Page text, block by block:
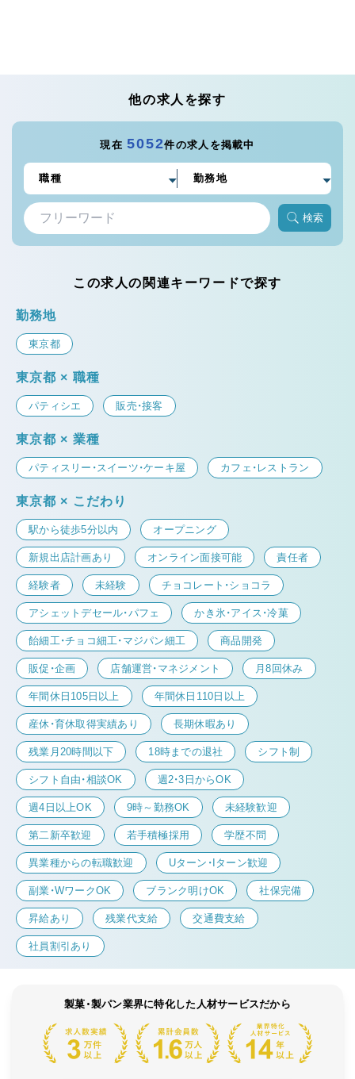
他の求人を探す
現在5052件の求人を掲載中
検索
この求人の関連キーワードで探す
勤務地
東京都
東京都 × 職種
パティシエ 販売・接客
東京都 × 業種
パティスリー・スイーツ・ケーキ屋 カフェ・レストラン
東京都 × こだわり
駅から徒歩5分以内 オープニング
新規出店計画あり オンライン面接可能 責任者
経験者 未経験 チョコレート・ショコラ
アシェットデセール・パフェ かき氷・アイス・冷菓
飴細工・チョコ細工・マジパン細工 商品開発
販促・企画 店舗運営・マネジメント 月8回休み
年間休日105日以上 年間休日110日以上
産休・育休取得実績あり 長期休暇あり
残業月20時間以下 18時までの退社 シフト制
シフト自由・相談OK 週2・3日からOK
週4日以上OK 9時～勤務OK 未経験歓迎
第二新卒歓迎 若手積極採用 学歴不問
異業種からの転職歓迎 Uターン・Iターン歓迎
副業・WワークOK ブランク明けOK 社保完備
昇給あり 残業代支給 交通費支給
社員割引あり
製菓・製パン業界に特化した人材サービスだから